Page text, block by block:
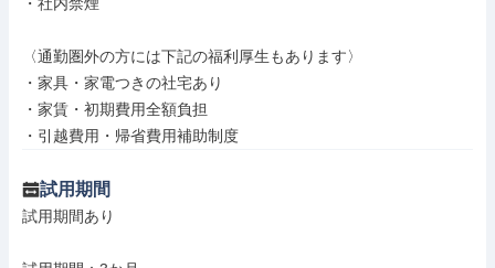
〈通勤圏外の⽅には下記の福利厚⽣もあります〉
・家具・家電つきの社宅あり
・家賃・初期費⽤全額負担
・引越費⽤・帰省費⽤補助制度
試用期間
試用期間あり